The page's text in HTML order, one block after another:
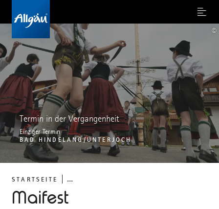
Menu
STARTSEITE ...
Maifest
Termin in der Vergangenheit
Einziger Termin
BAD HINDELANG/UNTERJOCH
©